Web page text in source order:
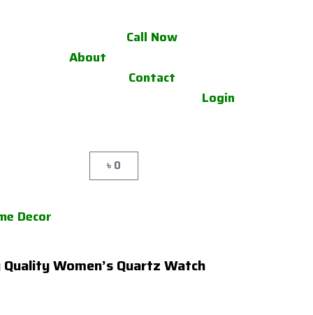
Call Now
About
Contact
Login
৳ 0
Decor
Women’s Quartz Watch